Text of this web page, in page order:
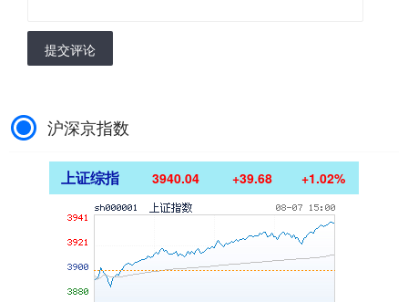
提交评论
沪深京指数
上证综指 3940.04 +39.68 +1.02%